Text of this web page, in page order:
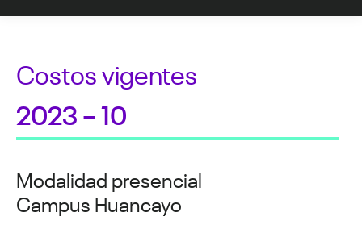
Costos vigentes
2023 – 10
Modalidad presencial
Campus Huancayo